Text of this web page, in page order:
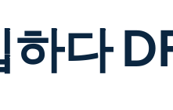
하다